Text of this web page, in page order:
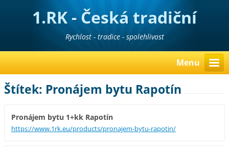
1.RK - Česká tradiční
realitní kancelář
Rychlost - tradice - spolehlivost
Menu
Štítek: Pronájem bytu Rapotín
Pronájem bytu 1+kk Rapotín
https://www.1rk.eu/products/pronajem-bytu-rapotin/